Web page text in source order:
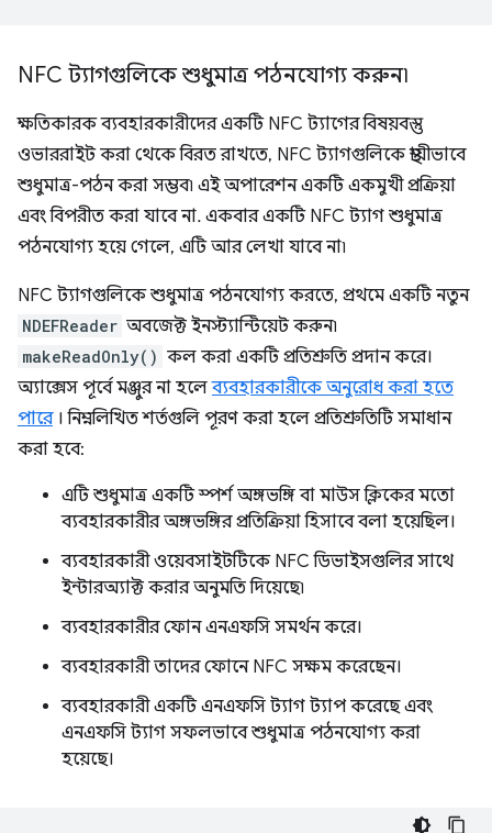
NFC ট্যাগগুলিকে শুধুমাত্র পঠনযোগ্য করুন৷
ক্ষতিকারক ব্যবহারকারীদের একটি NFC ট্যাগের বিষয়বস্তু
ওভাররাইট করা থেকে বিরত রাখতে, NFC ট্যাগগুলিকে স্থায়ীভাবে
শুধুমাত্র-পঠন করা সম্ভব৷ এই অপারেশন একটি একমুখী প্রক্রিয়া
এবং বিপরীত করা যাবে না. একবার একটি NFC ট্যাগ শুধুমাত্র
পঠনযোগ্য হয়ে গেলে, এটি আর লেখা যাবে না৷
NFC ট্যাগগুলিকে শুধুমাত্র পঠনযোগ্য করতে, প্রথমে একটি নতুন
NDEFReader অবজেক্ট ইনস্ট্যান্টিয়েট করুন৷
makeReadOnly() কল করা একটি প্রতিশ্রুতি প্রদান করে।
অ্যাক্সেস পূর্বে মঞ্জুর না হলেব্যবহারকারীকে অনুরোধ করা হতে
পারে। নিম্নলিখিত শর্তগুলি পূরণ করা হলে প্রতিশ্রুতিটি সমাধান
করা হবে:
এটি শুধুমাত্র একটি স্পর্শ অঙ্গভঙ্গি বা মাউস ক্লিকের মতো
ব্যবহারকারীর অঙ্গভঙ্গির প্রতিক্রিয়া হিসাবে বলা হয়েছিল।
ব্যবহারকারী ওয়েবসাইটটিকে NFC ডিভাইসগুলির সাথে
ইন্টারঅ্যাক্ট করার অনুমতি দিয়েছে৷
ব্যবহারকারীর ফোন এনএফসি সমর্থন করে।
ব্যবহারকারী তাদের ফোনে NFC সক্ষম করেছেন।
ব্যবহারকারী একটি এনএফসি ট্যাগ ট্যাপ করেছে এবং
এনএফসি ট্যাগ সফলভাবে শুধুমাত্র পঠনযোগ্য করা
হয়েছে।